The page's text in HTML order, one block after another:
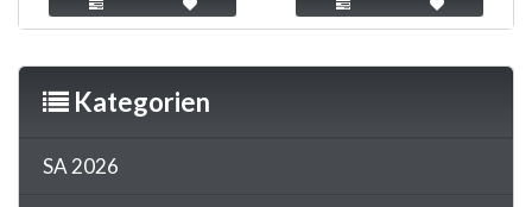
Kategorien
SA 2026